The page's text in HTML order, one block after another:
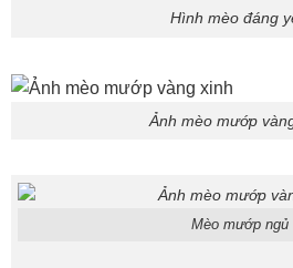
Hình mèo đáng
Ảnh mèo mướp
Mèo mướp ngủ